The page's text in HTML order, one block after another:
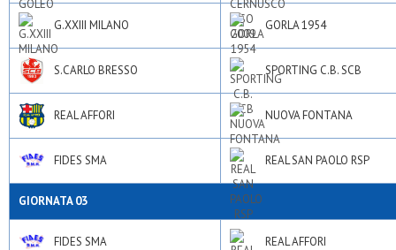
G.XXIII MILANO GORLA 1954
S.CARLO BRESSO SPORTING C.B. SCB
REAL AFFORI NUOVA FONTANA
FIDES SMA REAL SAN PAOLO RSP
GIORNATA 03
FIDES SMA REAL AFFORI